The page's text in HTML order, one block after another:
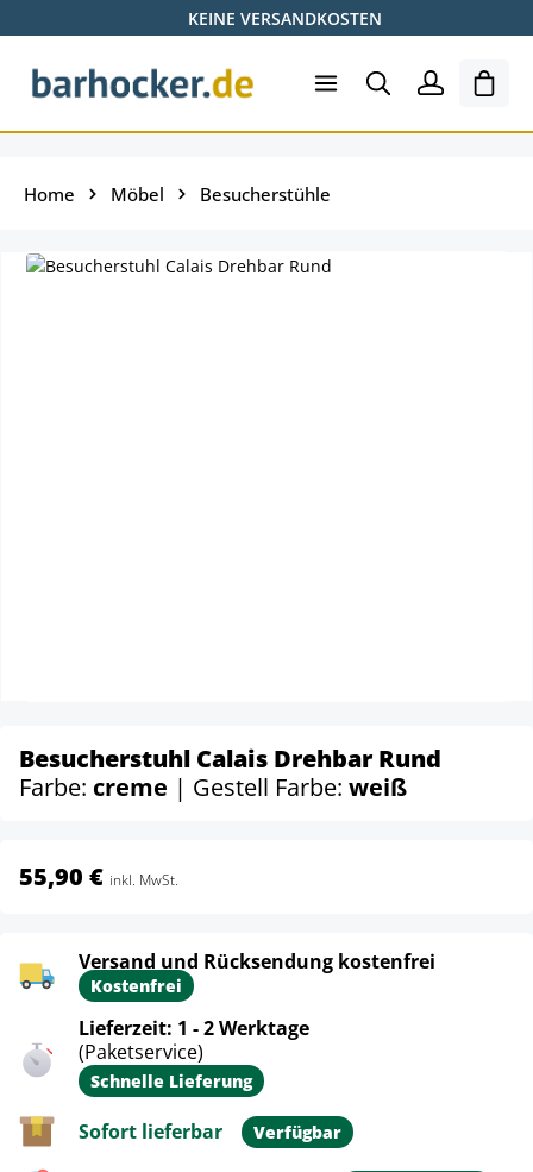
Zum Hauptinhalt springenKEINE VERSANDKOSTEN
Home Möbel Besucherstühle
Besucherstuhl Calais Drehbar Rund
Farbe: creme | Gestell Farbe: weiß
55,90 € inkl. MwSt.
Versand und Rücksendung kostenfrei
Kostenfrei
Lieferzeit: 1 - 2 Werktage
(Paketservice)
Schnelle Lieferung
Sofort lieferbar Verfügbar